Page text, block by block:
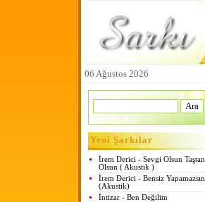
06 Ağustos 2026
Yeni Şarkılar
İrem Derici - Sevgi Olsun Taştan
Olsun ( Akustik )
İrem Derici - Bensiz Yapamazsın
(Akustik)
İntizar - Ben Değilim